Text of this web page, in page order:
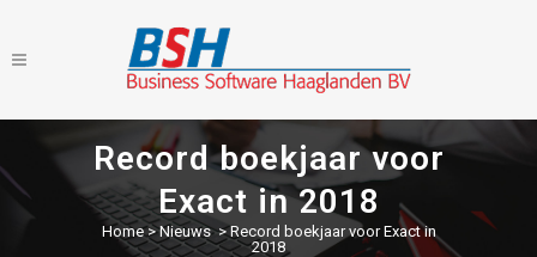
Record boekjaar voor
Exact in 2018
Home>Nieuws >Record boekjaar voor Exact in
2018